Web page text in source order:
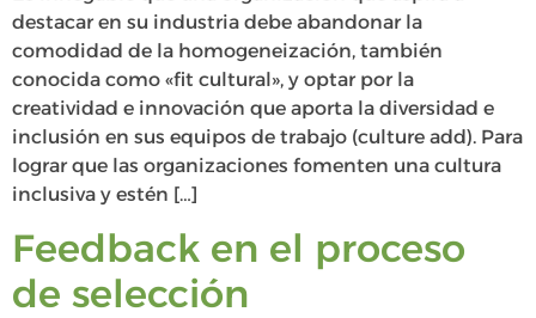
destacar en su industria debe abandonar la
comodidad de la homogeneización, también
conocida como «fit cultural», y optar por la
creatividad e innovación que aporta la diversidad e
inclusión en sus equipos de trabajo (culture add). Para
lograr que las organizaciones fomenten una cultura
inclusiva y estén […]
Feedback en el proceso
de selección